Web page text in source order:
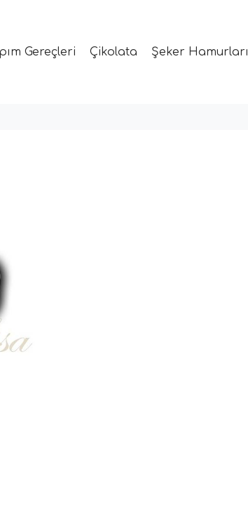
Gereçleri Çikolata Şeker Hamurları